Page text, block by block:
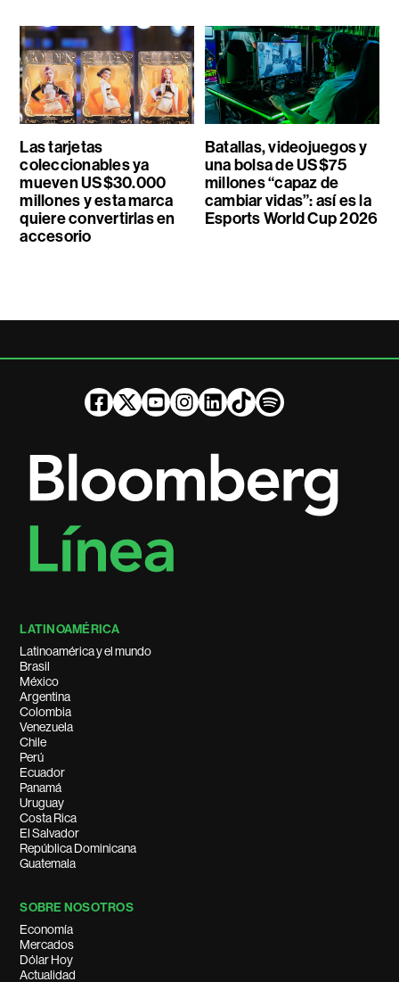
Las tarjetas
coleccionables ya
mueven US$30.000
millones y esta marca
quiere convertirlas en
accesorio
Batallas, videojuegos y
una bolsa de US$75
millones “capaz de
cambiar vidas”: así es la
Esports World Cup 2026
LATINOAMÉRICA
Latinoamérica y el mundo
Brasil
México
Argentina
Colombia
Venezuela
Chile
Perú
Ecuador
Panamá
Uruguay
Costa Rica
El Salvador
República Dominicana
Guatemala
SOBRE NOSOTROS
Economía
Mercados
Dólar Hoy
Actualidad